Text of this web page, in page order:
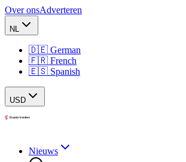
Over onsAdverteren
NL
🇩🇪 German
🇫🇷 French
🇪🇸 Spanish
USD
Nieuws